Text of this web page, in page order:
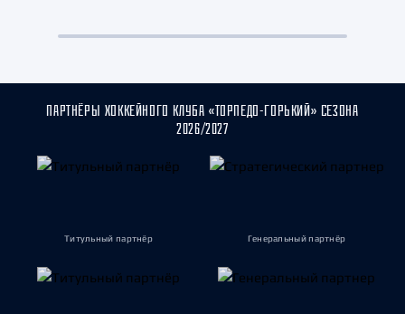
ПАРТНЁРЫ ХОККЕЙНОГО КЛУБА «ТОРПЕДО-ГОРЬКИЙ» СЕЗОНА
2026/2027
Титульный партнёр Генеральный партнёр